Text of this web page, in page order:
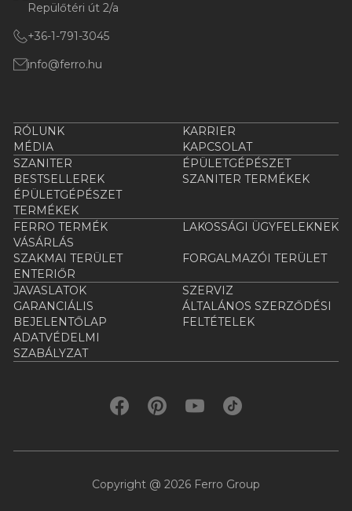
Repülőtéri út 2/a
+36-1-791-3045
info@ferro.hu
RÓLUNK
KARRIER
MÉDIA
KAPCSOLAT
SZANITER
ÉPÜLETGÉPÉSZET
BESTSELLEREK
SZANITER TERMÉKEK
ÉPÜLETGÉPÉSZET
TERMÉKEK
FERRO TERMÉK
VÁSÁRLÁS
LAKOSSÁGI ÜGYFELEKNEK
SZAKMAI TERÜLET
FORGALMAZÓI TERÜLET
ENTERIŐR
JAVASLATOK
SZERVIZ
GARANCIÁLIS
BEJELENTŐLAP
ÁLTALÁNOS SZERZŐDÉSI
FELTÉTELEK
ADATVÉDELMI
SZABÁLYZAT
Copyright @ 2026 Ferro Group